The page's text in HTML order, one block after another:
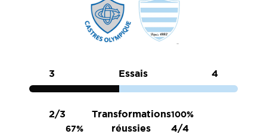
3 Essais 4
2/3
67%
Transformations
réussies
100%
4/4